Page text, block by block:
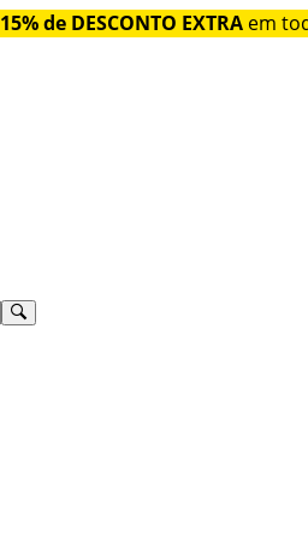
15% de DESCONTO EXTRA em